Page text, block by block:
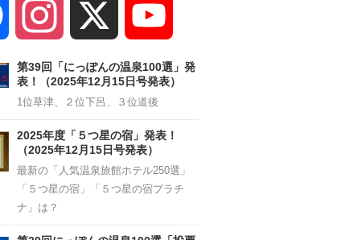
Facebook Instagram
Channel
第39回「にっぽんの温泉100選」発
表！（2025年12月15日号発表）
1位草津、２位下呂、３位道後
2025年度「５つ星の宿」発表！
（2025年12月15日号発表）
最新の「人気温泉旅館ホテル250選」
「５つ星の宿」「５つ星の宿プラチ
ナ」は？